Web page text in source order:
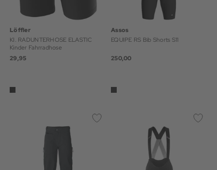
Löffler
KI. RADUNTERHOSE ELASTIC
Kinder Fahrradhose
29,95
Assos
EQUIPE RS Bib Shorts S11
250,00